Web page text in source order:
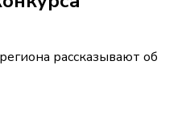
рассказывают об